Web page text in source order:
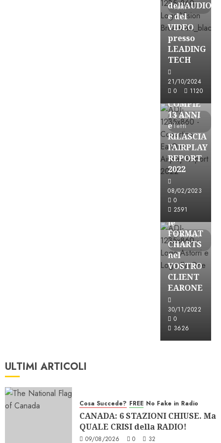
letti
dell’AUDIO
e del
VIDEO
presso
LEADING
TECH
21/10/2024
0
1120
2 minuti
letti
Partnership
EARONE
COMPIE
13 ANNI
e
RILASCIA
l’AIRPLAY
REPORT
2022
08/02/2023
0
2591
3 minuti
letti
Partnership
le
FORMAT
CHARTS
nel
VOSTRO
CLIENT
EARONE
30/11/2022
0
3626
ULTIMI ARTICOLI
Cosa Succede? FREE No Fake in Radio
CANADA: 6 STAZIONI CHIUSE. Ma
QUALE CRISI della RADIO!
09/08/2026 0 32